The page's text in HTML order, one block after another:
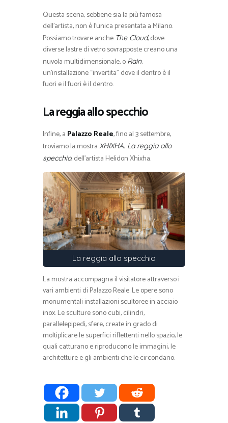
Questa scena, sebbene sia la più famosa
dell’artista, non è l’unica presentata a Milano.
Possiamo trovare anche The Cloud, dove
diverse lastre di vetro sovrapposte creano una
nuvola multidimensionale, o Rain,
un’installazione “invertita” dove il dentro è il
fuori e il fuori è il dentro.
La reggia allo specchio
Infine, a Palazzo Reale, fino al 3 settembre,
troviamo la mostra XHIXHA. La reggia allo
specchio, dell’artista Helidon Xhixha.
La reggia allo specchio
La mostra accompagna il visitatore attraverso i
vari ambienti di Palazzo Reale. Le opere sono
monumentali installazioni scultoree in acciaio
inox. Le sculture sono cubi, cilindri,
parallelepipedi, sfere, create in grado di
moltiplicare le superfici riflettenti nello spazio, le
quali catturano e riproducono le immagini, le
architetture e gli ambienti che le circondano.